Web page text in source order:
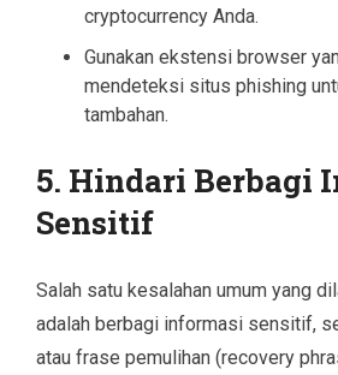
cryptocurrency Anda.
Gunakan ekstensi browser
mendeteksi situs phishing
tambahan.
5. Hindari Berbagi
Sensitif
Salah satu kesalahan umum yang
adalah berbagi informasi sensitif,
atau frase pemulihan (recovery